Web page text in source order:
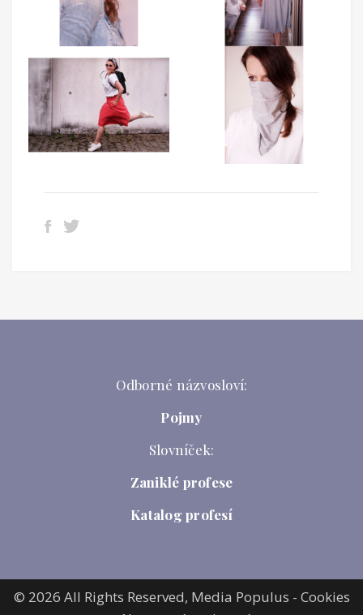
Odborné názvosloví:
Pojmy
Slovníček:
Zaniklé profese
Katalog profesí
© 2026 All Rights Reserved, Media Populus - Cookies